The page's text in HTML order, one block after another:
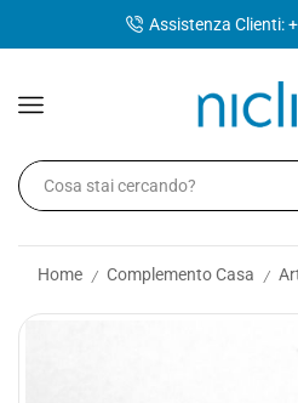
Assistenza Clienti:
Home / Complemento Casa /